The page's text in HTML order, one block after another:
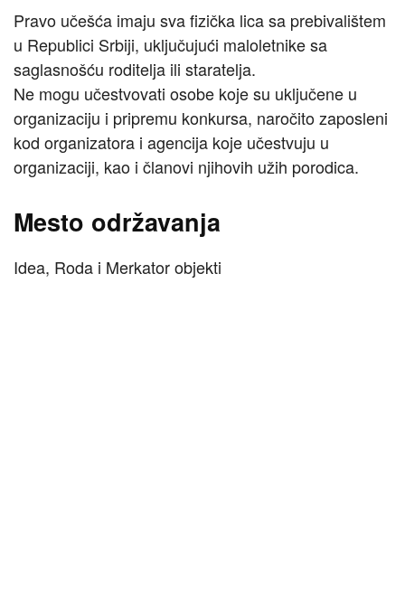
Pravo učešća imaju sva fizička lica sa prebivalištem
u Republici Srbiji, uključujući maloletnike sa
saglasnošću roditelja ili staratelja.
Ne mogu učestvovati osobe koje su uključene u
organizaciju i pripremu konkursa, naročito zaposleni
kod organizatora i agencija koje učestvuju u
organizaciji, kao i članovi njihovih užih porodica.
Mesto održavanja
Idea, Roda i Merkator objekti